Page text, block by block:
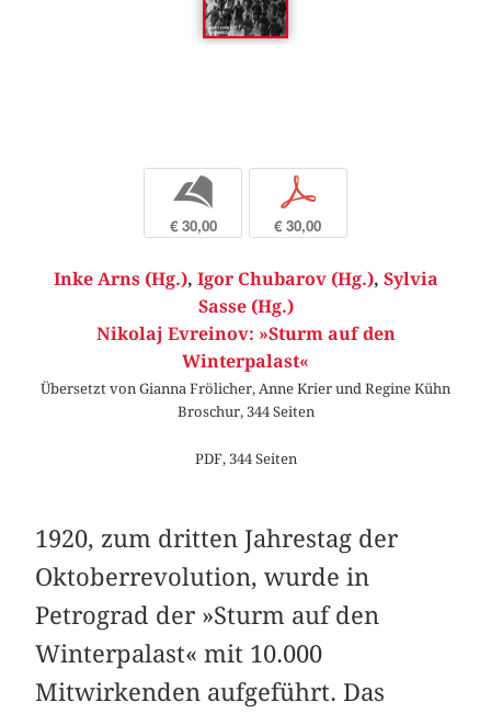
b
€ 30,00
p
€ 30,00
Inke Arns (Hg.), Igor Chubarov (Hg.), Sylvia
Sasse (Hg.)
Nikolaj Evreinov: »Sturm auf den
Winterpalast«
Übersetzt von Gianna Frölicher, Anne Krier und Regine Kühn
Broschur, 344 Seiten
PDF, 344 Seiten
1920, zum dritten Jahrestag der
Oktoberrevolution, wurde in
Petrograd der »Sturm auf den
Winterpalast« mit 10.000
Mitwirkenden aufgeführt. Das